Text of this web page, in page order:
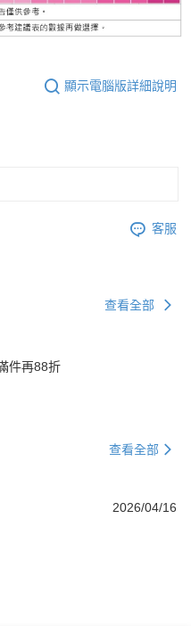
顯示電腦版詳細說明
客服
查看全部
件再88折
查看全部
2026/04/16